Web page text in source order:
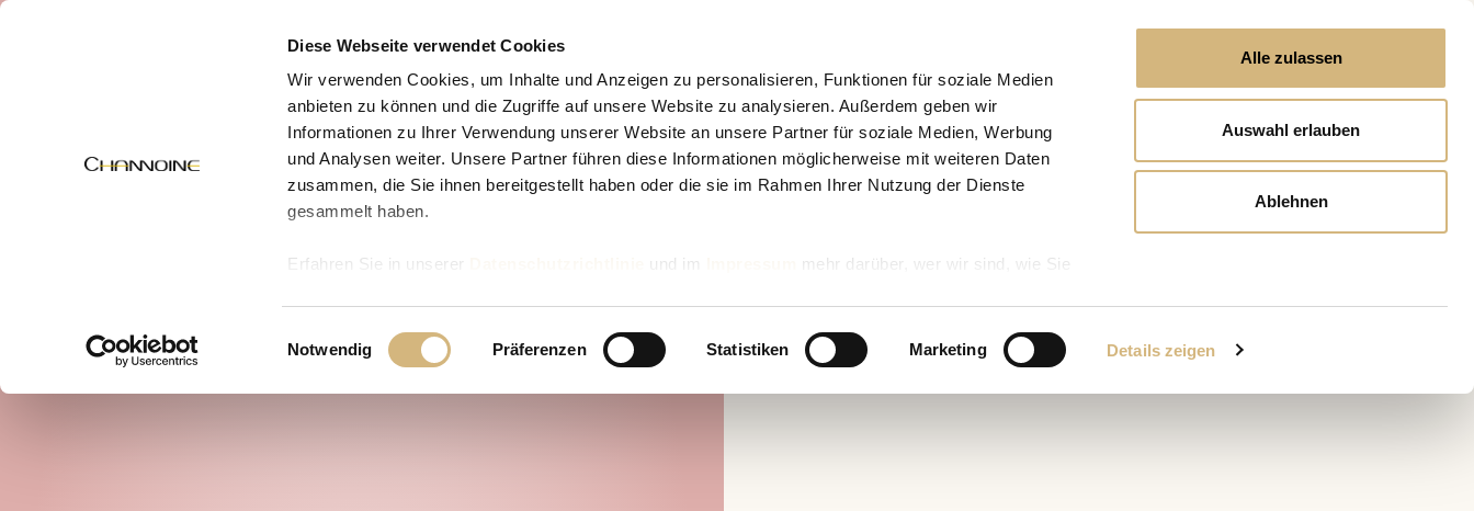
Diese Webseite verwendet Cookies
Wir verwenden Cookies, um Inhalte und Anzeigen zu personalisieren, Funktionen für soziale Medien
anbieten zu können und die Zugriffe auf unsere Website zu analysieren. Außerdem geben wir
Informationen zu Ihrer Verwendung unserer Website an unsere Partner für soziale Medien, Werbung
und Analysen weiter. Unsere Partner führen diese Informationen möglicherweise mit weiteren Daten
zusammen, die Sie ihnen bereitgestellt haben oder die sie im Rahmen Ihrer Nutzung der Dienste
gesammelt haben.
Erfahren Sie in unserer und im
mehr darüber, wer wir sind, wie Sie
Einwilligungsauswahl
Notwendig Präferenzen Statistiken Marketing Details zeigen
Alle zulassen
Auswahl erlauben
Ablehnen